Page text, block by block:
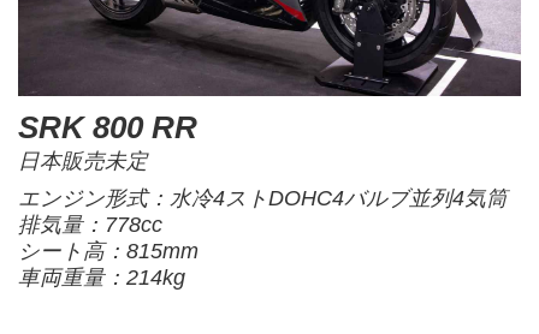
SRK 800 RR
日本販売未定
エンジン形式：水冷4ストDOHC4バルブ並列4気筒
排気量：778cc
シート高：815mm
車両重量：214kg